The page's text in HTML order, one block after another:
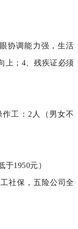
协调能力强，生活
上；4、残疾证必须
工：2人（男女不
1950元）
社保，五险公司全